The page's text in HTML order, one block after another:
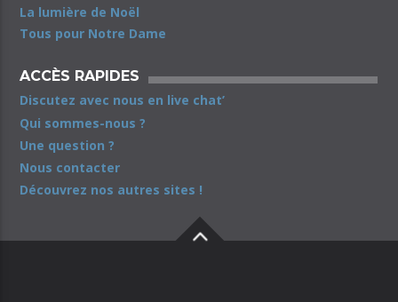
La lumière de Noël
Tous pour Notre Dame
ACCÈS RAPIDES
Discutez avec nous en live chat’
Qui sommes-nous ?
Une question ?
Nous contacter
Découvrez nos autres sites !